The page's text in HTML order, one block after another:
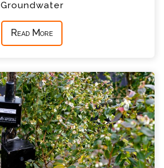
Groundwater
Read More